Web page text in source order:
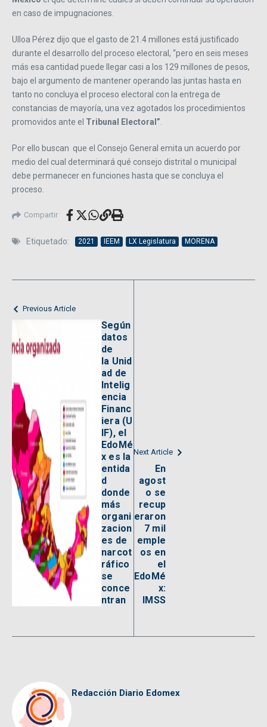
en caso de impugnaciones.
Ulloa Pérez dijo que el gasto de 21.4 millones está justificado
durante el desarrollo del proceso electoral, “pero en seis meses
más esa cantidad puede llegar casi a los 129 millones de pesos,
bajo el argumento de mantener operando las juntas hasta en
tanto no concluya el proceso electoral con la entrega de
constancias de mayoría, una vez agotados los procedimientos
promovidos ante el Tribunal Electoral”.
Por ello buscan que el Consejo General emita un acuerdo por
medio del cual determinará qué consejo distrital o municipal
debe permanecer en funciones hasta que se concluya el
proceso.
Compartir
Etiquetado: 2021 IEEM LX Legislatura MORENA
Previous Article
Según
datos
de
la Unid
ad de
Intelig
encia
Financ
iera (U
IF), el
EdoMé
x es la
entida
d
donde
más
organi
zacion
es de
narcot
ráfico
se
conce
ntran
Next Article
En
agost
o se
recup
eraron
7 mil
emple
os en
el
EdoMé
x:
IMSS
Redacción Diario Edomex